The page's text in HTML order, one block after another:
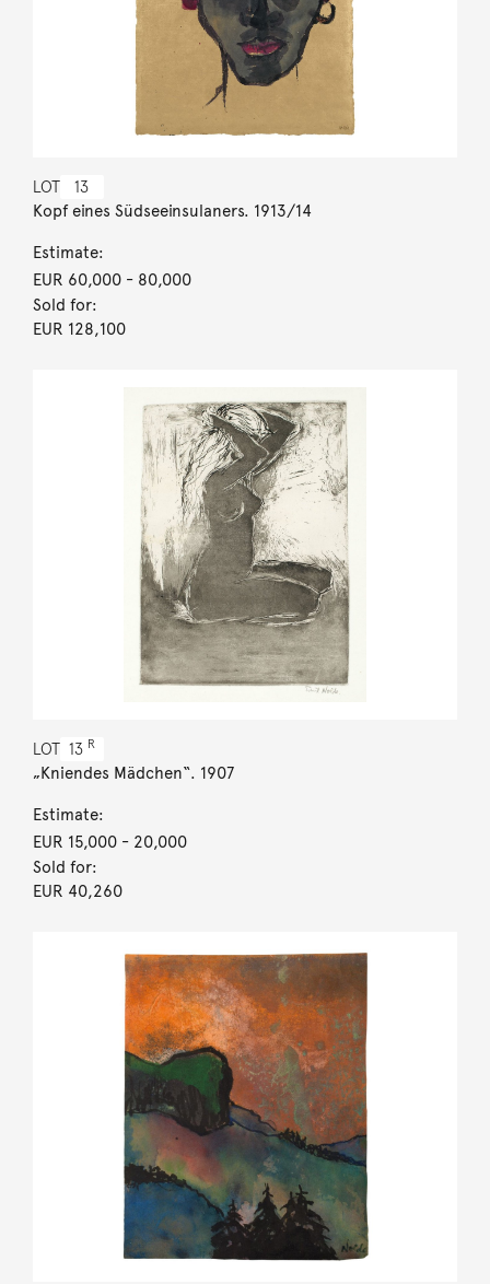
LOT 13
Kopf eines Südseeinsulaners. 1913/14
Estimate:
EUR 60,000- 80,000
Sold for:
EUR 128,100
LOT 13 R
„Kniendes Mädchen“. 1907
Estimate:
EUR 15,000- 20,000
Sold for:
EUR 40,260